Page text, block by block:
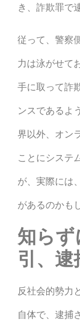
き、詐欺罪で
従って、警察
力は泳がせて
手に取って詐
ンスであるよ
界以外、オン
ことにシステ
が、実際には
があるのかも
知ら
引、逮
反社会的勢力
自体で、逮捕